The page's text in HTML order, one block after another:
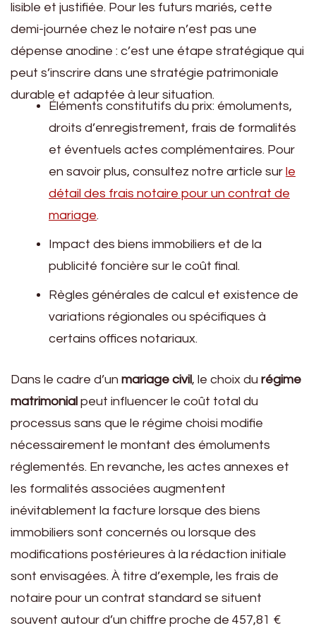
lisible et justifiée. Pour les futurs mariés, cette
demi-journée chez le notaire n’est pas une
dépense anodine : c’est une étape stratégique qui
peut s’inscrire dans une stratégie patrimoniale
durable et adaptée à leur situation.
Éléments constitutifs du prix: émoluments,
droits d’enregistrement, frais de formalités
et éventuels actes complémentaires. Pour
en savoir plus, consultez notre article sur le
détail des frais notaire pour un contrat de
mariage.
Impact des biens immobiliers et de la
publicité foncière sur le coût final.
Règles générales de calcul et existence de
variations régionales ou spécifiques à
certains offices notariaux.
Dans le cadre d’un mariage civil, le choix du régime
matrimonial peut influencer le coût total du
processus sans que le régime choisi modifie
nécessairement le montant des émoluments
réglementés. En revanche, les actes annexes et
les formalités associées augmentent
inévitablement la facture lorsque des biens
immobiliers sont concernés ou lorsque des
modifications postérieures à la rédaction initiale
sont envisagées. À titre d’exemple, les frais de
notaire pour un contrat standard se situent
souvent autour d’un chiffre proche de 457,81 €